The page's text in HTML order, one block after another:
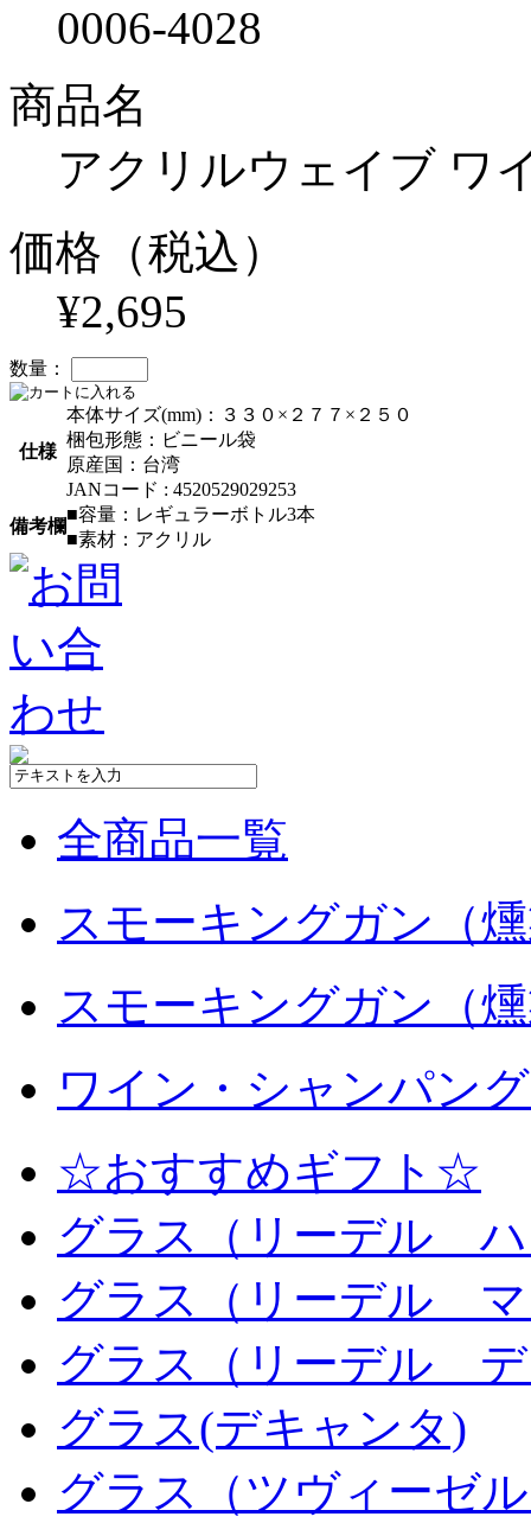
0006-4028
商品名
アクリルウェイブ ワ
価格（税込）
¥2,695
数量：
仕様
本体サイズ(mm)：３３０×２７７×２５０
梱包形態：ビニール袋
原産国：台湾
JANコード : 4520529029253
備考欄
■容量：レギュラーボトル3本
■素材：アクリル
全商品一覧
スモーキングガン（
スモーキングガン（
ワイン・シャンパン
☆おすすめギフト☆
グラス（リーデル
グラス（リーデル
グラス（リーデル
グラス(デキャンタ)
グラス（ツヴィーゼ